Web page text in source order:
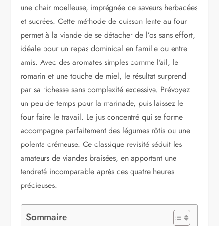
une chair moelleuse, imprégnée de saveurs herbacées
et sucrées. Cette méthode de cuisson lente au four
permet à la viande de se détacher de l’os sans effort,
idéale pour un repas dominical en famille ou entre
amis. Avec des aromates simples comme l’ail, le
romarin et une touche de miel, le résultat surprend
par sa richesse sans complexité excessive. Prévoyez
un peu de temps pour la marinade, puis laissez le
four faire le travail. Le jus concentré qui se forme
accompagne parfaitement des légumes rôtis ou une
polenta crémeuse. Ce classique revisité séduit les
amateurs de viandes braisées, en apportant une
tendreté incomparable après ces quatre heures
précieuses.
Sommaire